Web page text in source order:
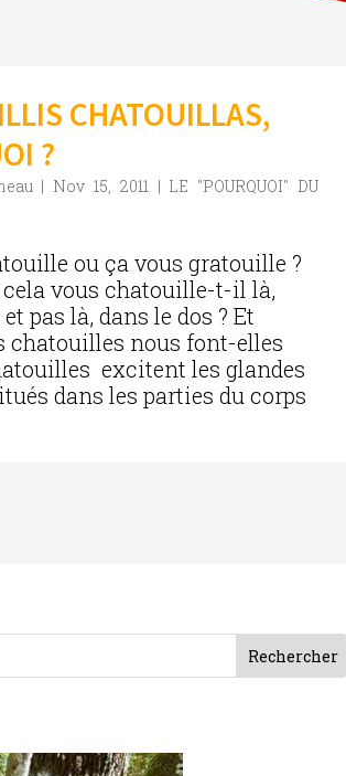
CHATOUILLAS,
?
| Nov 15, 2011| LE "POURQUOI" DU
ou ça vous gratouille ?
vous chatouille-t-il là,
pas là, dans le dos ? Et
chatouilles nous font-elles
excitent les glandes
dans les parties du corps